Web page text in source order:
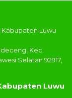
Luwu
Kec.
Selatan 92917,
Luwu